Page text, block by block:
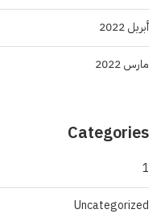
أبريل 2022
مارس 2022
Categories
1
Uncategorized